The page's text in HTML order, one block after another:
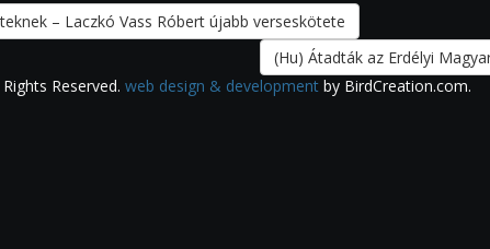
– Laczkó Vass Róbert újabb verseskötete
(Hu) Átadták az Erdélyi
Reserved. web design & development by BirdCreation.com.